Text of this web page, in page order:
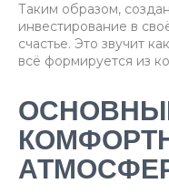
Таким образом,
инвестирование в
счастье. Это звучит
всё формируется из